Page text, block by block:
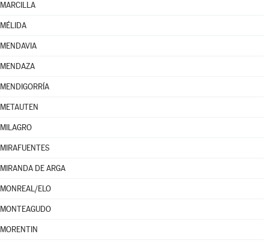
MARCILLA
MÉLIDA
MENDAVIA
MENDAZA
MENDIGORRÍA
METAUTEN
MILAGRO
MIRAFUENTES
MIRANDA DE ARGA
MONREAL/ELO
MONTEAGUDO
MORENTIN